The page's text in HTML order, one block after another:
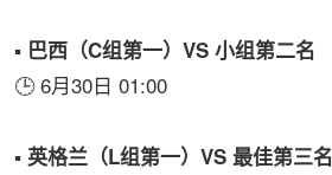
▪️ 巴西（C组第一）VS 小组第二名
🕒 6月30日 01:00
▪️ 英格兰（L组第一）VS 最佳第三名